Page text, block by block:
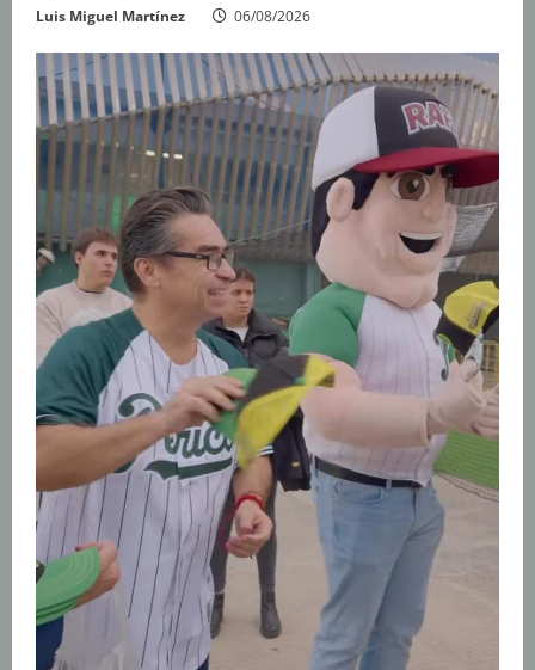
Luis Miguel Martínez 06/08/2026